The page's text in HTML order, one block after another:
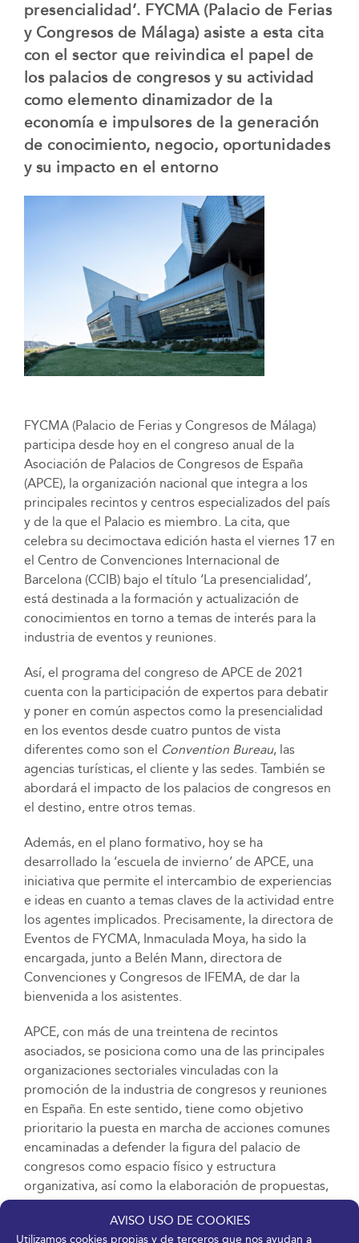
AVISO USO DE COOKIES
Utilizamos cookies propias y de terceros que nos ayudan a
presencialidad’. FYCMA (Palacio de Ferias
y Congresos de Málaga) asiste a esta cita
con el sector que reivindica el papel de
los palacios de congresos y su actividad
como elemento dinamizador de la
economía e impulsores de la generación
de conocimiento, negocio, oportunidades
y su impacto en el entorno
FYCMA (Palacio de Ferias y Congresos de Málaga)
participa desde hoy en el congreso anual de la
Asociación de Palacios de Congresos de España
(APCE), la organización nacional que integra a los
principales recintos y centros especializados del país
y de la que el Palacio es miembro. La cita, que
celebra su decimoctava edición hasta el viernes 17 en
el Centro de Convenciones Internacional de
Barcelona (CCIB) bajo el título ‘La presencialidad’,
está destinada a la formación y actualización de
conocimientos en torno a temas de interés para la
industria de eventos y reuniones.
Así, el programa del congreso de APCE de 2021
cuenta con la participación de expertos para debatir
y poner en común aspectos como la presencialidad
en los eventos desde cuatro puntos de vista
diferentes como son el Convention Bureau, las
agencias turísticas, el cliente y las sedes. También se
abordará el impacto de los palacios de congresos en
el destino, entre otros temas.
Además, en el plano formativo, hoy se ha
desarrollado la ‘escuela de invierno’ de APCE, una
iniciativa que permite el intercambio de experiencias
e ideas en cuanto a temas claves de la actividad entre
los agentes implicados. Precisamente, la directora de
Eventos de FYCMA, Inmaculada Moya, ha sido la
encargada, junto a Belén Mann, directora de
Convenciones y Congresos de IFEMA, de dar la
bienvenida a los asistentes.
APCE, con más de una treintena de recintos
asociados, se posiciona como una de las principales
organizaciones sectoriales vinculadas con la
promoción de la industria de congresos y reuniones
en España. En este sentido, tiene como objetivo
prioritario la puesta en marcha de acciones comunes
encaminadas a defender la figura del palacio de
congresos como espacio físico y estructura
organizativa, así como la elaboración de propuestas,
consultas y acuerdos con las administraciones
competentes. Cabe destacar que FYCMA está